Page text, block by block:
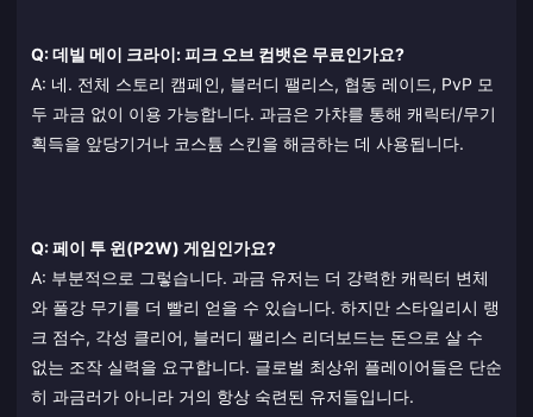
Q: 데빌 메이 크라이: 피크 오브 컴뱃은 무료인가요?
A: 네. 전체 스토리 캠페인, 블러디 팰리스, 협동 레이드, PvP 모
두 과금 없이 이용 가능합니다. 과금은 가챠를 통해 캐릭터/무기
획득을 앞당기거나 코스튬 스킨을 해금하는 데 사용됩니다.
Q: 페이 투 윈(P2W) 게임인가요?
A: 부분적으로 그렇습니다. 과금 유저는 더 강력한 캐릭터 변체
와 풀강 무기를 더 빨리 얻을 수 있습니다. 하지만 스타일리시 랭
크 점수, 각성 클리어, 블러디 팰리스 리더보드는 돈으로 살 수
없는 조작 실력을 요구합니다. 글로벌 최상위 플레이어들은 단순
히 과금러가 아니라 거의 항상 숙련된 유저들입니다.